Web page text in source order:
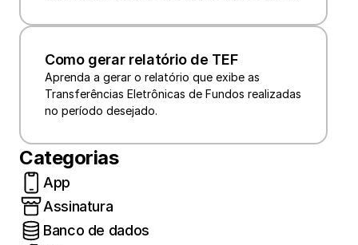
Como gerar relatório de TEF
Aprenda a gerar o relatório que exibe as
Transferências Eletrônicas de Fundos realizadas
no período desejado.
Categorias
App
Assinatura
Banco de dados